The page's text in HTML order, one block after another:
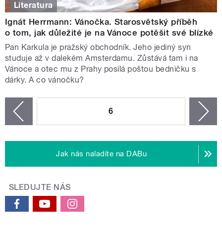
Literatura
Ignát Herrmann: Vánočka. Starosvětský příběh
o tom, jak důležité je na Vánoce potěšit své blízké
Pan Karkula je pražský obchodník. Jeho jediný syn
studuje až v dalekém Amsterdamu. Zůstává tam i na
Vánoce a otec mu z Prahy posílá poštou bedničku s
dárky. A co vánočku?
6
Jak nás naladíte na DABu
SLEDUJTE NÁS